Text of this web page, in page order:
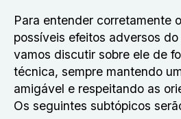
Para entender corretamente
possíveis efeitos adversos
vamos discutir sobre ele de
técnica, sempre mantendo
amigável e respeitando as
Os seguintes subtópicos